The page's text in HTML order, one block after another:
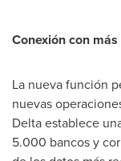
Conexión con
La nueva función
nuevas
Deltaestablece
5.000 bancos y